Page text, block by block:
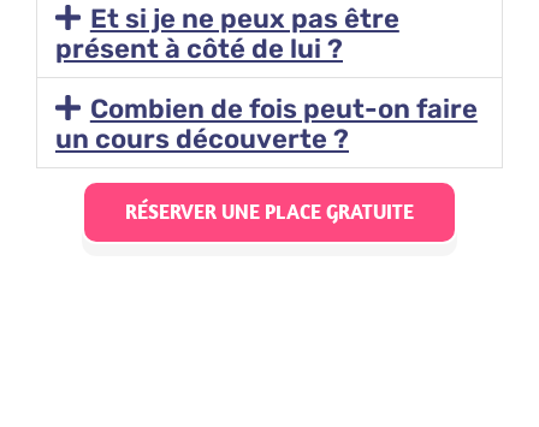
Et si je ne peux pas être
présent à côté de lui ?
Combien de fois peut-on faire
un cours découverte ?
RÉSERVER UNE PLACE GRATUITE